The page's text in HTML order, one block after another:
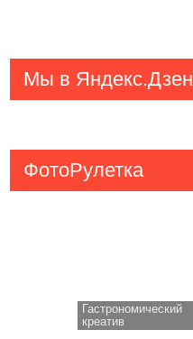
Мы в Яндекс.Дзен
ФотоРулетка
Гастрономический
креатив